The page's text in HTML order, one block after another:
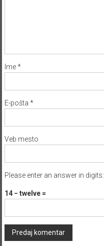
Ime*
E-pošta *
Veb mesto
Please enter an answer in digits:
14 − twelve =